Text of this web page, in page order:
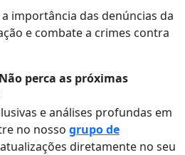
importância das denúncias da
e combate a crimes contra
perca as próximas
e análises profundas em
no nosso grupo de
diretamente no seu